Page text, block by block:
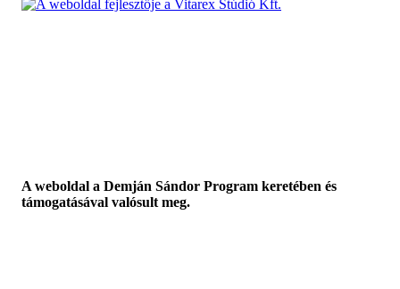
A weboldal a Demján Sándor Program keretében és
támogatásával valósult meg.